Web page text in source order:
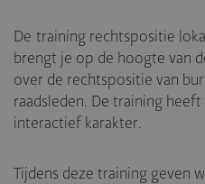
De training rechtspositie
brengt je op de hoogte van
over de rechtspositie van
raadsleden. De training
interactief karakter.
Tijdens deze training geven